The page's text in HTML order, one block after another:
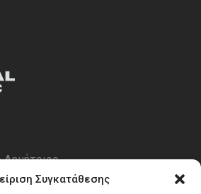
Συγκατάθεσης
Δημήτριος